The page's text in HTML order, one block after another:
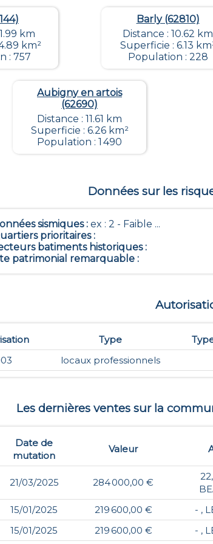
km
km²
: 757
Barly (62810)
Distance : 10.62 km
Superficie : 6.13
Population : 228
Aubigny en artois
(62690)
Distance : 11.61 km
Superficie : 6.26 km²
Population : 1 490
Données sur les
sismiques:ex : 2 - Faible ...
prioritaires:
batiments historiques:
patrimonial remarquable :
Type
locaux professionnels
Les dernières ventes sur la
Date de
mutation
Valeur
21/03/2025 284 000,00 €
15/01/2025 219 600,00 € - ,
15/01/2025 219 600,00 € - ,